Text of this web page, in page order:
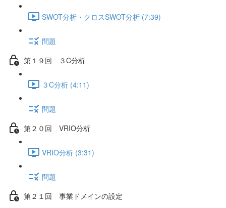
SWOT分析・クロスSWOT分析 (7:39)
問題
第１９回 ３C分析
３C分析 (4:11)
問題
第２０回 VRIO分析
VRIO分析 (3:31)
問題
第２１回 事業ドメインの設定